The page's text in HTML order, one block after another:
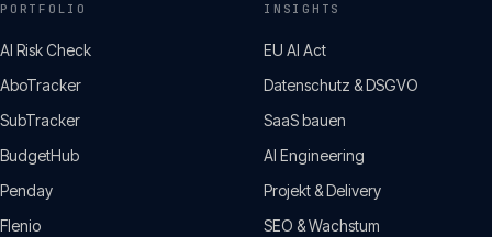
PORTFOLIO
AI Risk Check
AboTracker
SubTracker
BudgetHub
Penday
Flenio
INSIGHTS
EU AI Act
Datenschutz & DSGVO
SaaS bauen
AI Engineering
Projekt & Delivery
SEO & Wachstum